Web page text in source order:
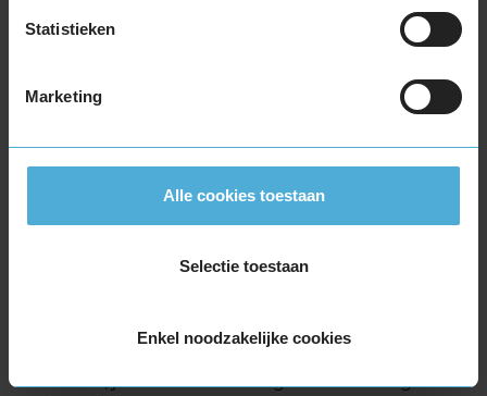
Statistieken
Marketing
Alle cookies toestaan
Selectie toestaan
Enkel noodzakelijke cookies
Laat de keuring je geen stress bezorgen en
bereid je (auto) goed voor op de APK. Ook
is het halve werk. En het kan je geld schelen.
basispunten heel goed zelf controleren.
MEER TIPS VOORBEREIDING APK
maakt, je auto vaak de volgende werkdag al